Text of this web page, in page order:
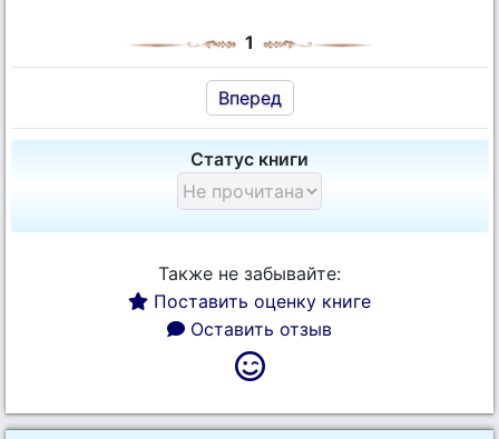
1
Вперед
Статус книги
Также не забывайте:
Поставить оценку книге
Оставить отзыв